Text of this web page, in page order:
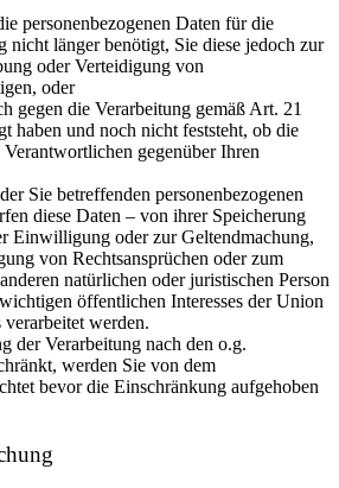
personenbezogenen Daten für die
nicht länger benötigt, Sie diese jedoch zur
oder Verteidigung von
oder
gegen die Verarbeitung gemäß Art. 21
haben und noch nicht feststeht, ob die
gegenüber Ihren
Sie betreffenden personenbezogenen
diese Daten – von ihrer Speicherung
Einwilligung oder zur Geltendmachung,
von Rechtsansprüchen oder zum
natürlichen oder juristischen Person
öffentlichen Interesses der Union
werden.
der Verarbeitung nach den o.g.
werden Sie von dem
bevor die Einschränkung aufgehoben